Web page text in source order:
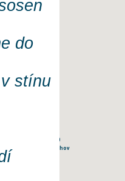
Veřechov
do
stínu